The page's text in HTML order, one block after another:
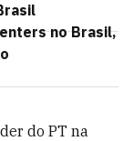
no Brasil,
do PT na